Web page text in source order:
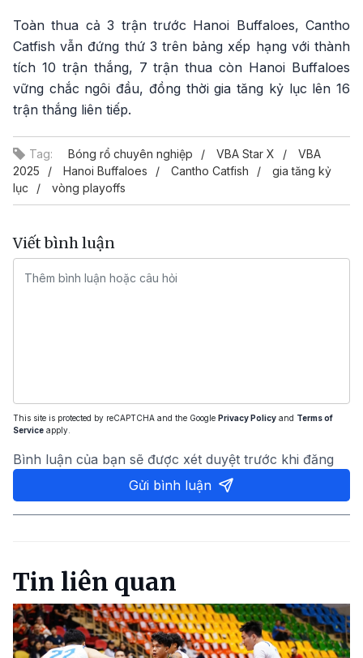
Toàn thua cả 3 trận trước Hanoi Buffaloes, Cantho
Catfish vẫn đứng thứ 3 trên bảng xếp hạng với thành
tích 10 trận thắng, 7 trận thua còn Hanoi Buffaloes
vững chắc ngôi đầu, đồng thời gia tăng kỷ lục lên 16
trận thắng liên tiếp.
Tag: Bóng rổ chuyên nghiệp VBA Star X
VBA
2025
Hanoi Buffaloes Cantho Catfish
gia tăng kỷ
lục
vòng playoffs
Viết bình luận
This site is protected by reCAPTCHA and the Google Privacy Policy and Terms of
Service apply.
Bình luận của bạn sẽ được xét duyệt trước khi đăng
Gửi bình luận
Tin liên quan